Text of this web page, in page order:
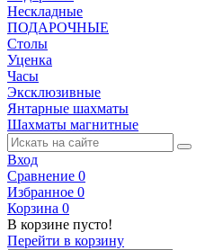
Нескладные
ПОДАРОЧНЫЕ
Столы
Уценка
Часы
Эксклюзивные
Янтарные шахматы
Шахматы магнитные
Вход
Сравнение 0
Избранное 0
Корзина 0
В корзине пусто!
Перейти в корзину